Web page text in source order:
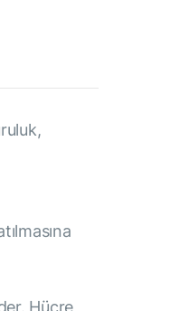
Hücre